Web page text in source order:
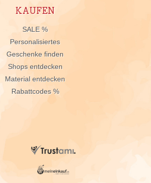
KAUFEN
SALE %
Personalisiertes
Geschenke finden
Shops entdecken
Material entdecken
Rabattcodes %